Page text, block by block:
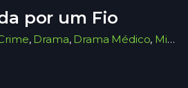
por um Fio
, Drama, Drama Médico, Mistério